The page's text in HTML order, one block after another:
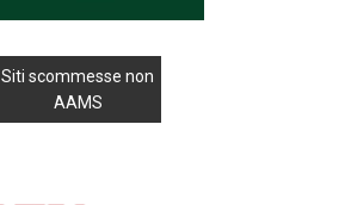
Siti scommesse non
AAMS